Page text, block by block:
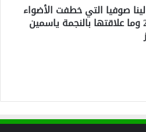
صوفيا التي خطفت الأضواء
في 2025 وما علاقتها بالنجمة ياسمين